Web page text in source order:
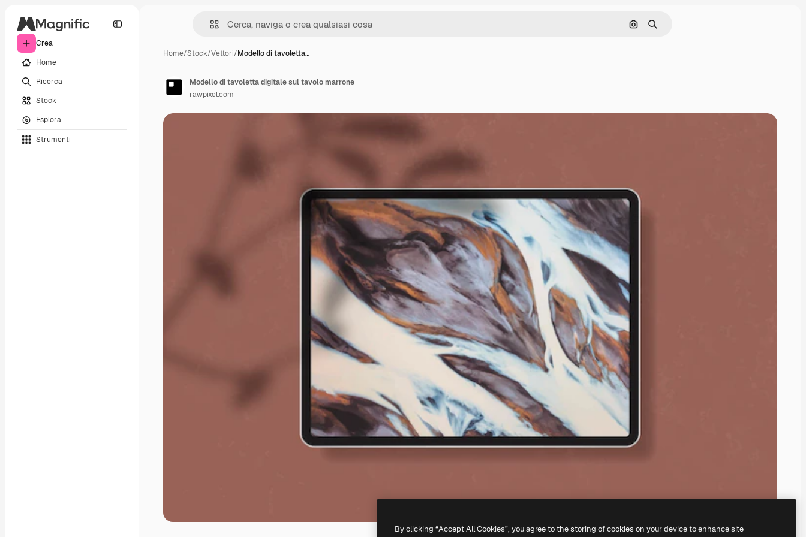
Crea
Home
Ricerca
Stock
Esplora
Strumenti
Cerca per immagine
Ricerca
Home/Stock/Vettori/Modello di tavoletta…
Modello di tavoletta digitale sul tavolo marrone
rawpixel.com
By clicking “Accept All Cookies”, you agree to the storing of cookies on your device to enhance site